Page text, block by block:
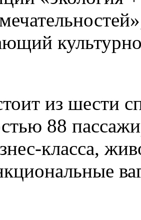
из шести
88
класса,